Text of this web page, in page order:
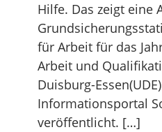
Hilfe. Das zeigt eine
für Arbeit für das
Arbeit und
Duisburg-
Informationsportal
veröffentlicht. […]